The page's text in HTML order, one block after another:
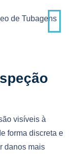
visíveis à
forma discreta e
danos mais